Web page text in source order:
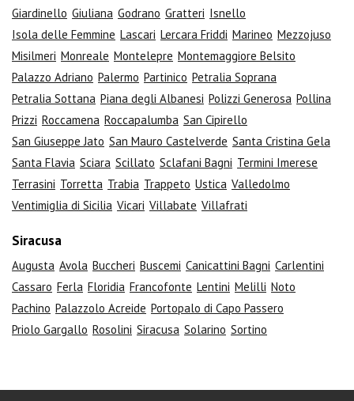
Giardinello Giuliana Godrano Gratteri Isnello
Isola delle Femmine Lascari Lercara Friddi Marineo Mezzojuso
Misilmeri Monreale Montelepre Montemaggiore Belsito
Palazzo Adriano Palermo Partinico Petralia Soprana
Petralia Sottana Piana degli Albanesi Polizzi Generosa Pollina
Prizzi Roccamena Roccapalumba San Cipirello
San Giuseppe Jato San Mauro Castelverde Santa Cristina Gela
Santa Flavia Sciara Scillato Sclafani Bagni Termini Imerese
Terrasini Torretta Trabia Trappeto Ustica Valledolmo
Ventimiglia di Sicilia Vicari Villabate Villafrati
Siracusa
Augusta Avola Buccheri Buscemi Canicattini Bagni Carlentini
Cassaro Ferla Floridia Francofonte Lentini Melilli Noto
Pachino Palazzolo Acreide Portopalo di Capo Passero
Priolo Gargallo Rosolini Siracusa Solarino Sortino